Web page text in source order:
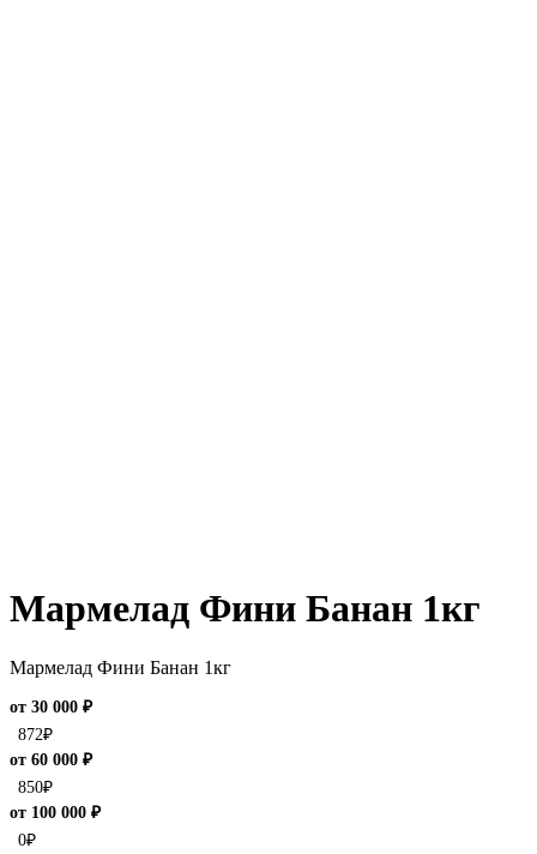
Мармелад Фини Банан 1кг
Мармелад Фини Банан 1кг
от 30 000 ₽
872₽
от 60 000 ₽
850₽
от 100 000 ₽
0₽